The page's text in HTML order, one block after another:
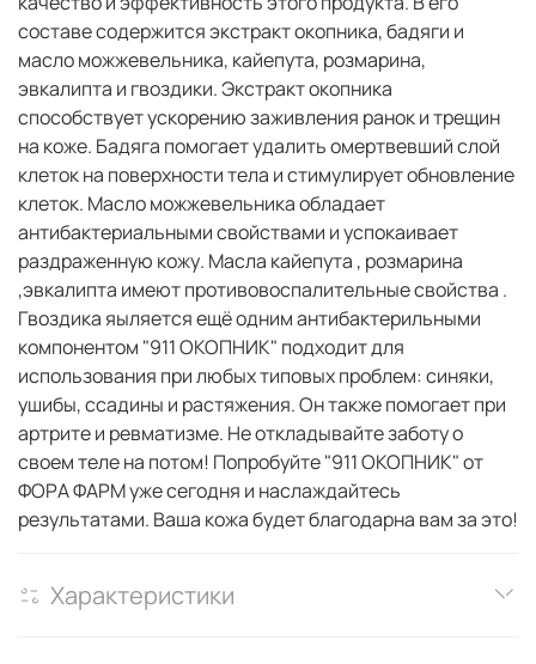
составе содержится экстракт окопника, бадяги и
масло можжевельника, кайепута, розмарина,
эвкалипта и гвоздики. Экстракт окопника
способствует ускорению заживления ранок и трещин
на коже. Бадяга помогает удалить омертвевший слой
клеток на поверхности тела и стимулирует обновление
клеток. Масло можжевельника обладает
антибактериальными свойствами и успокаивает
раздраженную кожу. Масла кайепута , розмарина
,эвкалипта имеют противовоспалительные свойства .
Гвоздика яыляется ещё одним антибактерильными
компонентом "911 ОКОПНИК" подходит для
использования при любых типовых проблем: синяки,
ушибы, ссадины и растяжения. Он также помогает при
артрите и ревматизме. Не откладывайте заботу о
своем теле на потом! Попробуйте "911 ОКОПНИК" от
ФОРА ФАРМ уже сегодня и наслаждайтесь
результатами. Ваша кожа будет благодарна вам за это!
Характеристики